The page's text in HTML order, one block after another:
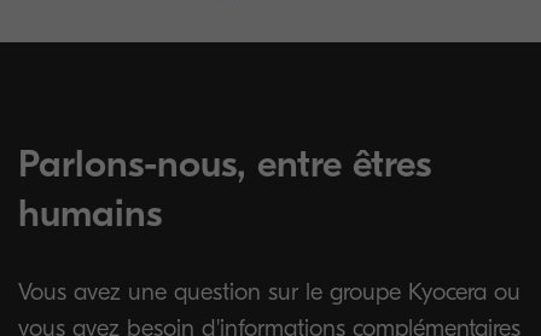
Parlons-nous, entre êtres
humains
Vous avez une question sur le groupe Kyocera ou
vous avez besoin d'informations complémentaires